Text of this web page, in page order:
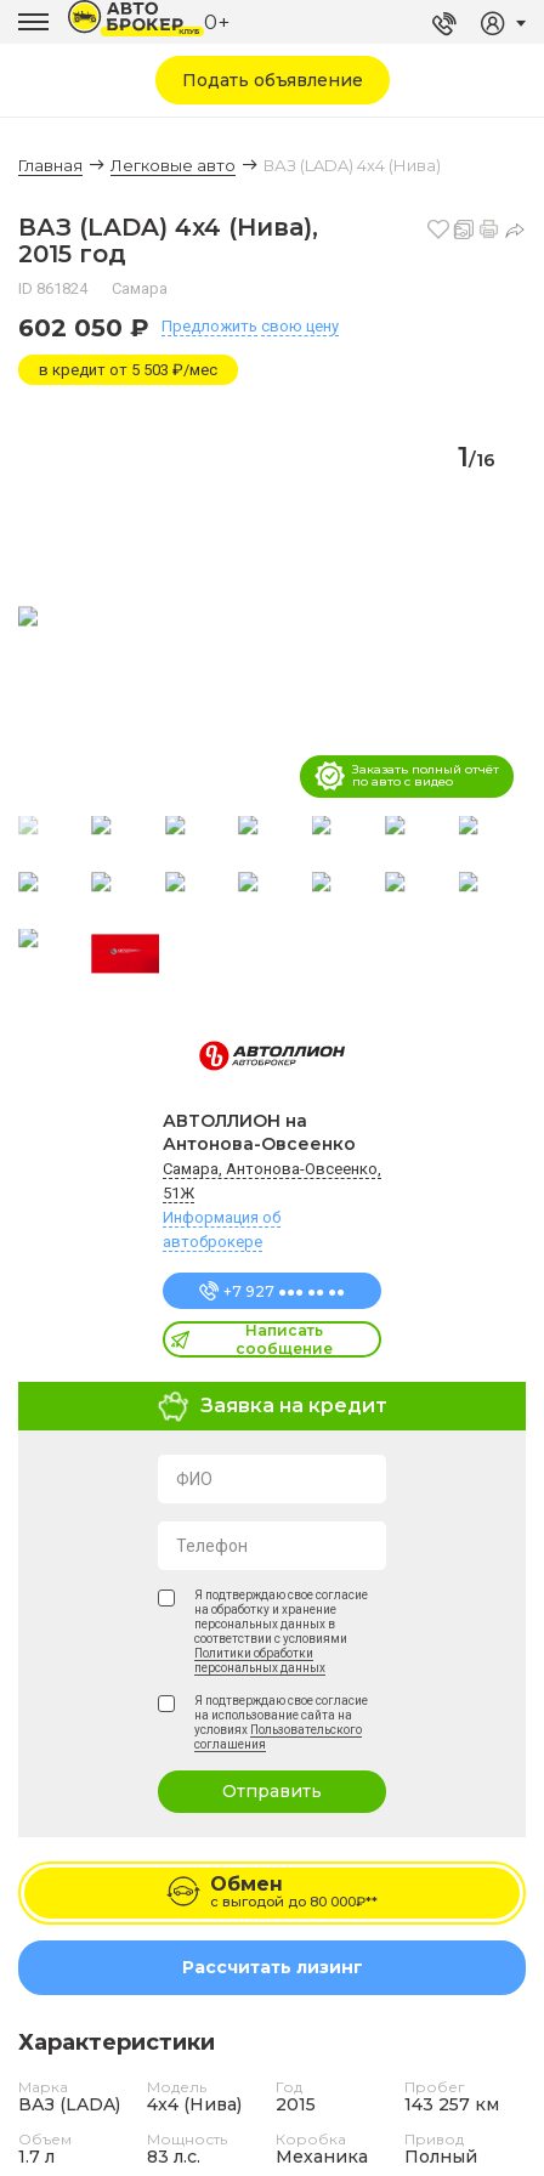
0+
Подать объявление
Главная Легковые авто ВАЗ (LADA) 4x4 (Нива)
ВАЗ (LADA) 4x4 (Нива),
2015 год
ID 861824 Самара
602 050 ₽ Предложить свою цену
в кредит от 5 503 ₽/мес
Заказать полный отчёт
по авто с видео
1/16
АВТОЛЛИОН на
Антонова-Овсеенко
Самара, Антонова-Овсеенко,
51Ж
Информация об
автоброкере
+7 927 ●●● ●● ●●
Написать
сообщение
Заявка на кредит
ФИО
Телефон
Я подтверждаю свое согласие
на обработку и хранение
персональных данных в
соответствии с условиями
Политики обработки
персональных данных
Я подтверждаю свое согласие
на использование сайта на
условиях Пользовательского
соглашения
Отправить
Обмен
с выгодой до 80 000₽**
Рассчитать лизинг
Характеристики
Марка
ВАЗ (LADA)
Модель
4x4 (Нива)
Год
2015
Пробег
143 257 км
Объем
1.7 л
Мощность
83 л.с.
Коробка
Механика
Привод
Полный